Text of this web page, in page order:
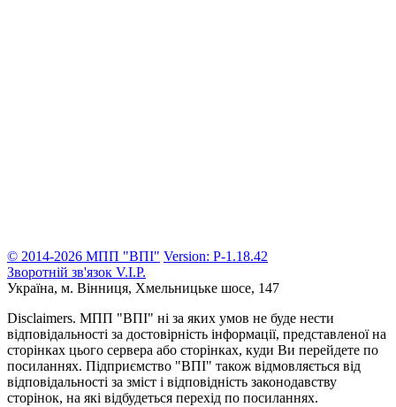
© 2014-2026 МПП "ВПІ" Version: P-1.18.42
Зворотній зв'язок V.I.P.
Україна, м. Вінниця, Хмельницьке шосе, 147
Disclaimers. МПП "ВПІ" ні за яких умов не буде нести
відповідальності за достовірність інформації, представленої на
сторінках цього сервера або сторінках, куди Ви перейдете по
посиланнях. Підприємство "ВПІ" також відмовляється від
відповідальності за зміст і відповідність законодавству
сторінок, на які відбудеться перехід по посиланнях.